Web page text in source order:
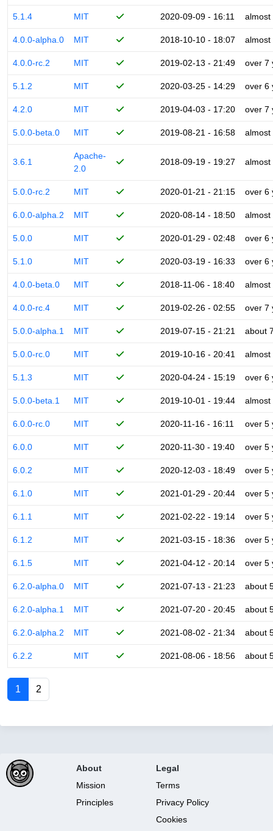
5.1.4 MIT 2020-09-09 - 16:11 almost
4.0.0-alpha.0 MIT 2018-10-10 - 18:07 almost
4.0.0-rc.2 MIT 2019-02-13 - 21:49 over 7
5.1.2 MIT 2020-03-25 - 14:29 over 6
4.2.0 MIT 2019-04-03 - 17:20 over 7
5.0.0-beta.0 MIT 2019-08-21 - 16:58 almost
3.6.1
Apache-
2.0
2018-09-19 - 19:27 almost
5.0.0-rc.2 MIT 2020-01-21 - 21:15 over 6
6.0.0-alpha.2 MIT 2020-08-14 - 18:50 almost
5.0.0 MIT 2020-01-29 - 02:48 over 6
5.1.0 MIT 2020-03-19 - 16:33 over 6
4.0.0-beta.0 MIT 2018-11-06 - 18:40 almost
4.0.0-rc.4 MIT 2019-02-26 - 02:55 over 7
5.0.0-alpha.1 MIT 2019-07-15 - 21:21 about
5.0.0-rc.0 MIT 2019-10-16 - 20:41 almost
5.1.3 MIT 2020-04-24 - 15:19 over 6
5.0.0-beta.1 MIT 2019-10-01 - 19:44 almost
6.0.0-rc.0 MIT 2020-11-16 - 16:11 over 5
6.0.0 MIT 2020-11-30 - 19:40 over 5
6.0.2 MIT 2020-12-03 - 18:49 over 5
6.1.0 MIT 2021-01-29 - 20:44 over 5
6.1.1 MIT 2021-02-22 - 19:14 over 5
6.1.2 MIT 2021-03-15 - 18:36 over 5
6.1.5 MIT 2021-04-12 - 20:14 over 5
6.2.0-alpha.0 MIT 2021-07-13 - 21:23 about
6.2.0-alpha.1 MIT 2021-07-20 - 20:45 about
6.2.0-alpha.2 MIT 2021-08-02 - 21:34 about
6.2.2 MIT 2021-08-06 - 18:56 about
1 2
About
Mission
Principles
Legal
Terms
Privacy Policy
Cookies